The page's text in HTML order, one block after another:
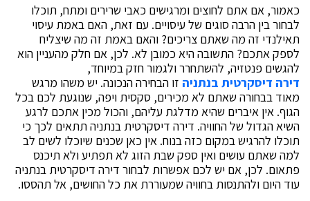
כאמור, אם אתם לחוצים ומרגישים כאבי שרירים ומתח, תוכלו
לבחור בין הרבה סוגים של עיסויים. עם זאת, האם באמת עיסוי
תאילנדי זה מה שאתם צריכים? והאם באמת זה מה שיצליח
לספק אתכם? התשובה היא כמובן לא. לכן, אם חלק מהעניין הוא
להגשים פנטזיה, להשתחרר ולגמור חזק במיוחד,
דירה דיסקרטית בנתניה זו הבחירה הנכונה. יש משהו מרגש
מאוד בבחורה שאתם לא מכירים, סקסית ויפה, שנוגעת לכם בכל
הגוף. אין איברים שהיא מדלגת עליהם, והכול מכין אתכם לרגע
השיא הגדול של החוויה. דירה דיסקרטית בנתניה תתאים לכך כי
תוכלו להרגיש במקום כזה בנוח. אין כאן שכנים שיוכלו לשים לב
למה שאתם עושים ואין ספק שבת הזוג לא תפתיע ולא תיכנס
פתאום. לכן, אם יש לכם אפשרות לבחור דירה דיסקרטית בנתניה
עוד היום ולהתנסות בחוויה שמעוררת את כל החושים, אל תהססו.